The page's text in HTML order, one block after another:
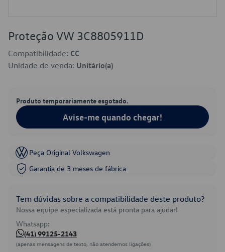
Proteção VW 3C8805911D
Compatibilidade: CC
Unidade de venda: Unitário(a)
Produto temporariamente esgotado.
Avise-me quando chegar!
Peça Original Volkswagen
Garantia de 3 meses de fábrica
Tem dúvidas sobre a compatibilidade deste produto?
Nossa equipe especializada está pronta para ajudar!
Whatsapp:
(41) 99125-2143
(apenas mensagens de texto, não atendemos ligações)